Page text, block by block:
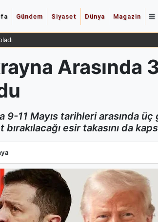
Gündem Siyaset Dünya Magazin
Arasında
9-11 Mayıs tarihleri arasında
esir takasını da
Arasında 3 Günlük Ateşkes İlan Edildiğini